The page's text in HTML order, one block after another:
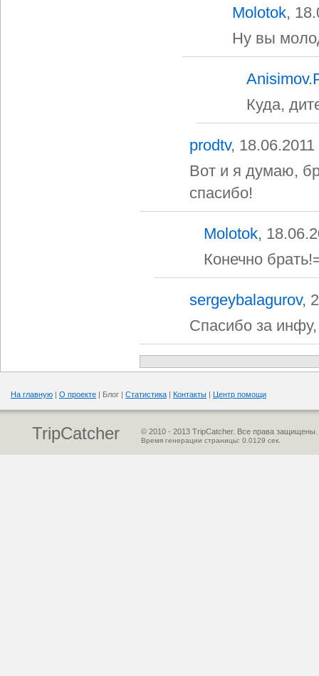
Molotok,
Ну вы
Куда,
prodtv,
Вот и я думаю,
спасибо!
Molotok,
Конечно
sergeybalagurov,
Спасибо за
На главную | О проекте | Блог | Статистика | Контакты | Центр помощи
TripCatcher © 2010 - 2013 TripCatcher. Все права защищены.
Время генерации страницы: 0.0129 сек.